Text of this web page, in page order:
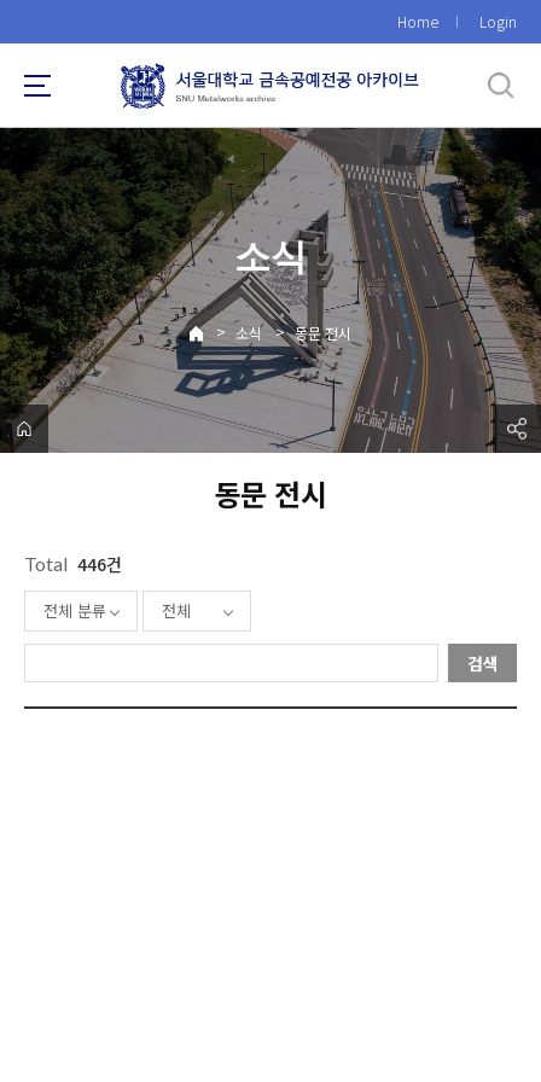
로
메
뉴
Home Login
소식
> 소식 > 동문 전시
동문 전시
Total 446건
전체 분류 전체
검색